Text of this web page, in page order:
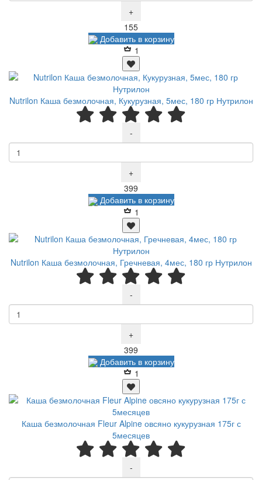
+
155Р
Добавить в корзину
1
Nutrilon Каша безмолочная, Кукурузная, 5мес, 180 гр Нутрилон
-
+
399
Добавить в корзину
1
Nutrilon Каша безмолочная, Гречневая, 4мес, 180 гр Нутрилон
-
+
399
Добавить в корзину
1
Каша безмолочная Fleur Alpine овсяно кукурузная 175г с
5месяцев
-